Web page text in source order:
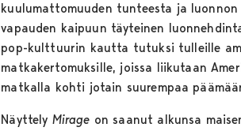
kuulumattomuuden tunteesta ja luonnon
vapauden kaipuun täyteinen
pop-kulttuurin kautta tutuksi tulleille
matkakertomuksille, joissa liikutaan
matkalla kohti jotain suurempaa
Näyttely Mirage on saanut alkunsa